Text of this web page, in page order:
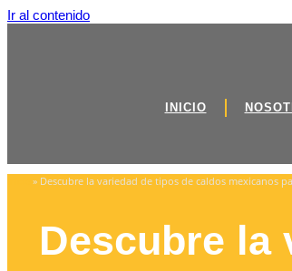
Ir al contenido
INICIO
» Descubre la variedad de tipos de caldos mexicanos
Descubre la